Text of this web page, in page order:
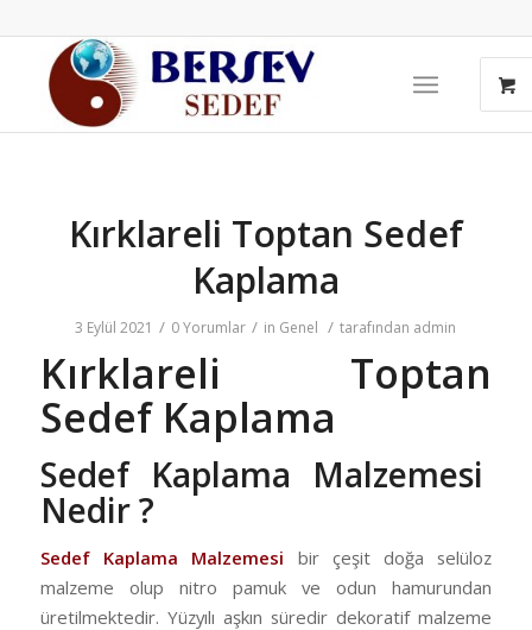
Kırklareli Toptan Sedef
Kaplama
3 Eylül 2021 / 0 Yorumlar / in Genel / tarafından admin
Kırklareli Toptan
Sedef Kaplama
Sedef Kaplama Malzemesi
Nedir ?
Sedef Kaplama Malzemesi bir çeşit doğa selüloz
malzeme olup nitro pamuk ve odun hamurundan
üretilmektedir. Yüzyılı aşkın süredir dekoratif malzeme